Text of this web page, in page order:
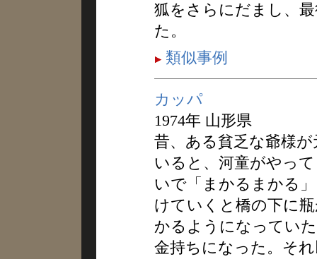
狐をさらにだまし、
た。
類似事例
カッパ
1974年 山形県
昔、ある貧乏な爺様
いると、河童がやっ
いで「まかるまかる
けていくと橋の下に
かるようになってい
金持ちになった。そ